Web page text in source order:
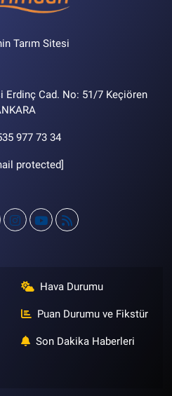
Tarım Sitesi
Erdinç Cad. No: 51/7 Keçiören
977 73 34
protected]
Hava Durumu
Puan Durumu ve Fikstür
Son Dakika Haberleri